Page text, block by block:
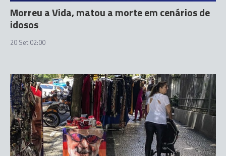
Morreu a Vida, matou a morte em cenários de
idosos
20 Set 02:00